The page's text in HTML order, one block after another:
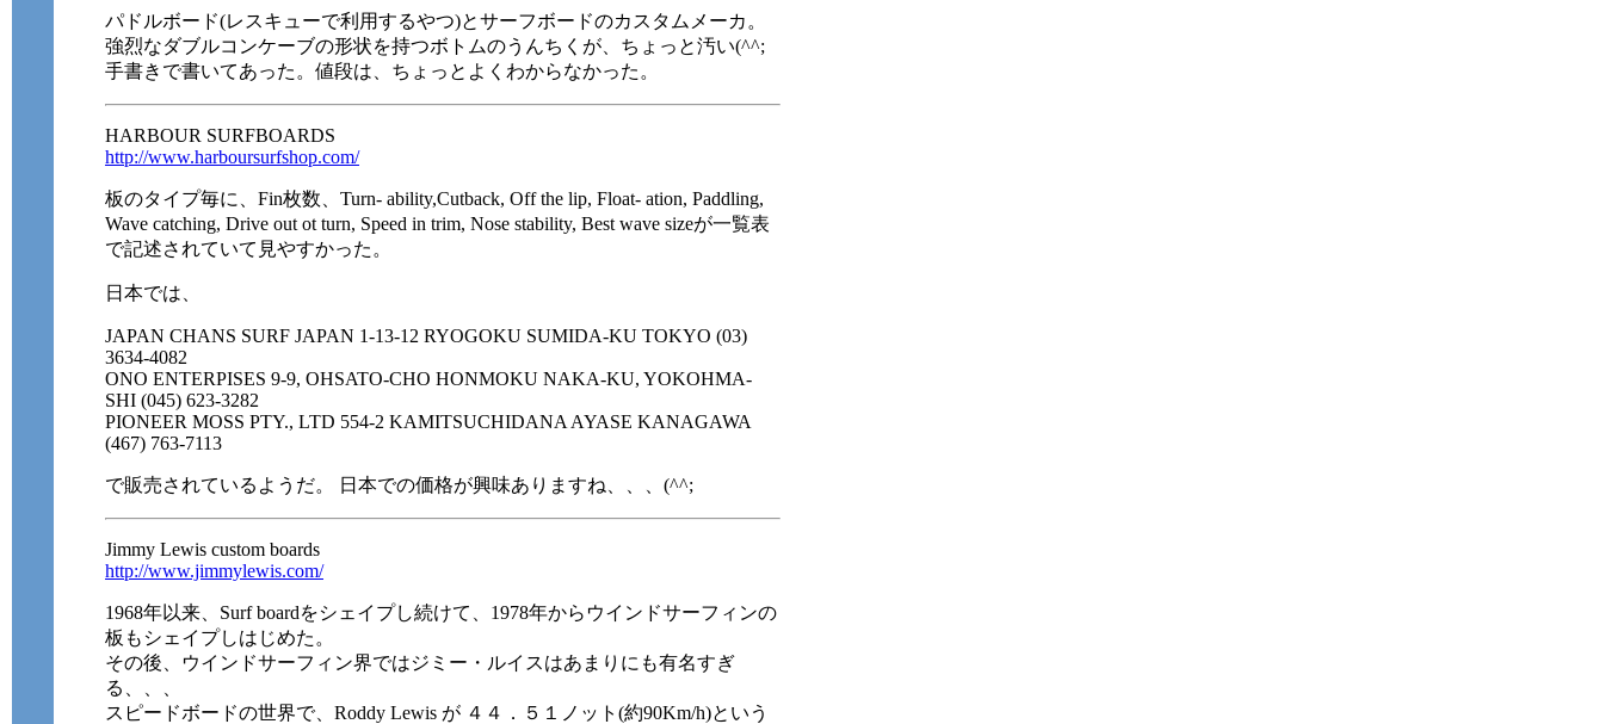
パドルボード(レスキューで利用するやつ)とサーフボードのカスタムメーカ。
強烈なダブルコンケーブの形状を持つボトムのうんちくが、ちょっと汚い(^^;
手書きで書いてあった。値段は、ちょっとよくわからなかった。
HARBOUR SURFBOARDS
http://www.harboursurfshop.com/
板のタイプ毎に、Fin枚数、Turn- ability,Cutback, Off the lip, Float- ation, Paddling,
Wave catching, Drive out ot turn, Speed in trim, Nose stability, Best wave sizeが一覧表
で記述されていて見やすかった。
日本では、
JAPAN CHANS SURF JAPAN 1-13-12 RYOGOKU SUMIDA-KU TOKYO (03)
3634-4082
ONO ENTERPISES 9-9, OHSATO-CHO HONMOKU NAKA-KU, YOKOHMA-
SHI (045) 623-3282
PIONEER MOSS PTY., LTD 554-2 KAMITSUCHIDANA AYASE KANAGAWA
(467) 763-7113
で販売されているようだ。 日本での価格が興味ありますね、、、(^^;
Jimmy Lewis custom boards
http://www.jimmylewis.com/
1968年以来、Surf boardをシェイプし続けて、1978年からウインドサーフィンの
板もシェイプしはじめた。
その後、ウインドサーフィン界ではジミー・ルイスはあまりにも有名すぎ
る、、、
スピードボードの世界で、Roddy Lewis が ４４．５１ノット(約90Km/h)という